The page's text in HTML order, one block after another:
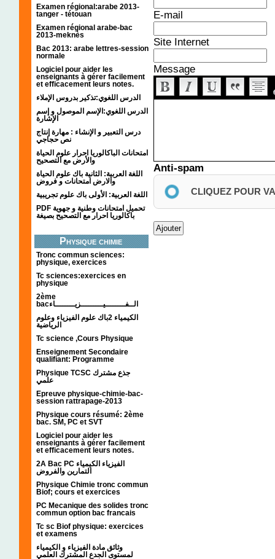
Examen régional:arabe 2013-
tanger - tétouan
Examen régional arabe-bac
2013-meknès
Bac 2013: arabe lettres-session
normale
Logiciel pour aider les
enseignants à gérer facilement
et efficacement leurs notes.
الدرس اللغوي:تذكير بدروس الإملاء
الدرس اللغوي:الإسم الموصول و إسم
الإشارة
درس التعبير و الإنشاء : مهارة إنتاج
نص حجاجي
امتحانات الباكالوريا احرار علوم الحياة
والأرض مع التصحيح
اللغة العربية: الثانية باك علوم الحياة
والارض امتحانات و فروض
اللغة العربية: الأولى باك علوم تجريبية
PDF تحميل امتحانات وطنية و جهوية
باكالوريا احرار مع التصحيح بصيغة
Physique chimie
Tronc commun sciences:
physique, exercices
Tc sciences:exercices en
physique
2ème
bacالــفــــــــيـــــــــزيــــــــاء
الكيمياء 2باك علوم الفيزياء وعلوم
الرياضية
Tc science ,Cours Physique
Enseignement Secondaire
qualifiant: Programme
Physique TCSC جذع مشترك
علمي
Epreuve physique-chimie-bac-
session rattrapage-2013
Physique cours résumé: 2ème
bac. SM, PC et SVT
Logiciel pour aider les
enseignants à gérer facilement
et efficacement leurs notes.
2A Bac PC الفيزياء الكيمياء
التمارين والفروض
Physique Chimie tronc commun
Biof; cours et exercices
PC Mecanique des solides tronc
commun option bac francais
Tc sc Biof physique: exercices
et examens
وثائق مادة الفيزياء و الكيمياء
E-mail
Site Internet
Message
Anti-spam
CLIQUEZ POUR